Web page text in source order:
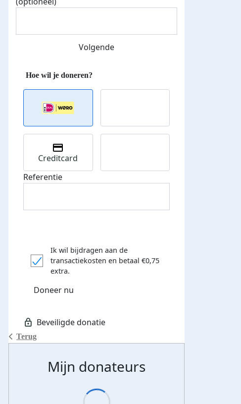
E-mails verstuurd
je je speciale KWF t-shirt!
Volgende
Terug
Creditcard
Referentie
Ik wil bijdragen aan de
transactiekosten en betaal €0,75
extra.
Doneer nu
Mijn donateurs